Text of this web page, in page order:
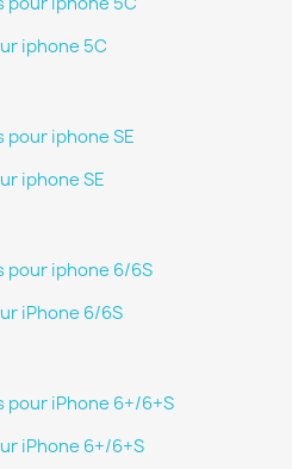
iphone 5C
iphone SE
iphone SE
pour iphone 6/6S
iPhone 6/6S
pour iPhone 6+/6+S
iPhone 6+/6+S